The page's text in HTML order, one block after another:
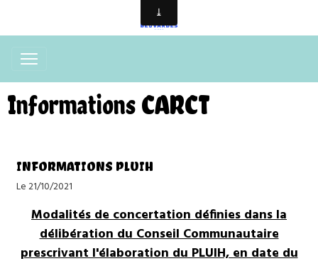
Informations CARCT
INFORMATIONS PLUIH
Le 21/10/2021
Modalités de concertation définies dans la
délibération du Conseil Communautaire
prescrivant l'élaboration du PLUIH, en date du